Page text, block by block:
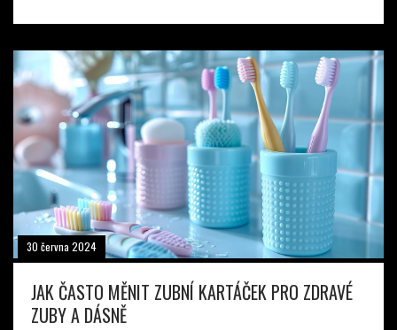
30 června 2024
JAK ČASTO MĚNIT ZUBNÍ KARTÁČEK PRO ZDRAVÉ
ZUBY A DÁSNĚ